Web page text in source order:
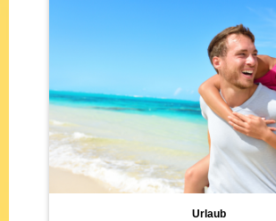
Urlaub